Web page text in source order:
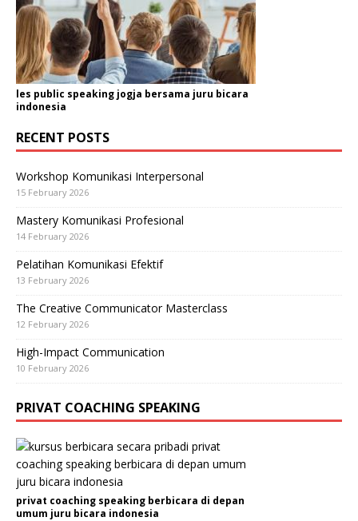
les public speaking jogja bersama juru bicara
indonesia
RECENT POSTS
Workshop Komunikasi Interpersonal
15 February 2026
Mastery Komunikasi Profesional
14 February 2026
Pelatihan Komunikasi Efektif
13 February 2026
The Creative Communicator Masterclass
12 February 2026
High-Impact Communication
10 February 2026
PRIVAT COACHING SPEAKING
privat coaching speaking berbicara di depan
umum juru bicara indonesia